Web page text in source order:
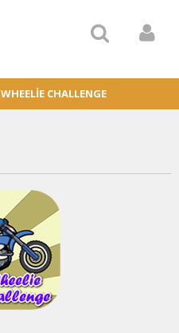
WHEELIE CHALLENGE